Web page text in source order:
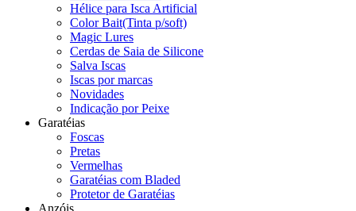
Hélice para Isca Artificial
Color Bait(Tinta p/soft)
Magic Lures
Cerdas de Saia de Silicone
Salva Iscas
Iscas por marcas
Novidades
Indicação por Peixe
Garatéias
Foscas
Pretas
Vermelhas
Garatéias com Bladed
Protetor de Garatéias
Anzóis